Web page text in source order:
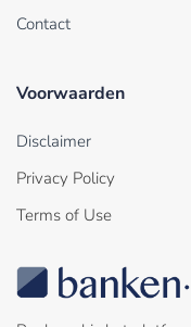
Contact
Voorwaarden
Disclaimer
Privacy Policy
Terms of Use